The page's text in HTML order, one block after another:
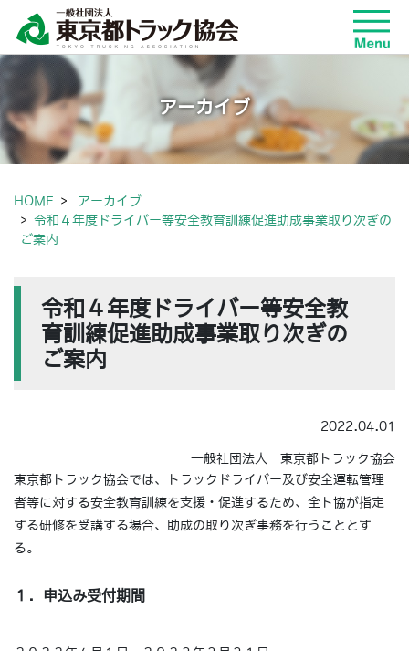
アーカイブ
HOME
アーカイブ
令和４年度ドライバー等安全教育訓練促進助成事業取り次ぎの
ご案内
令和４年度ドライバー等安全教
育訓練促進助成事業取り次ぎの
ご案内
2022.04.01
一般社団法人 東京都トラック協会
東京都トラック協会では、トラックドライバー及び安全運転管理
者等に対する安全教育訓練を支援・促進するため、全ト協が指定
する研修を受講する場合、助成の取り次ぎ事務を行うこととす
る。
１．申込み受付期間